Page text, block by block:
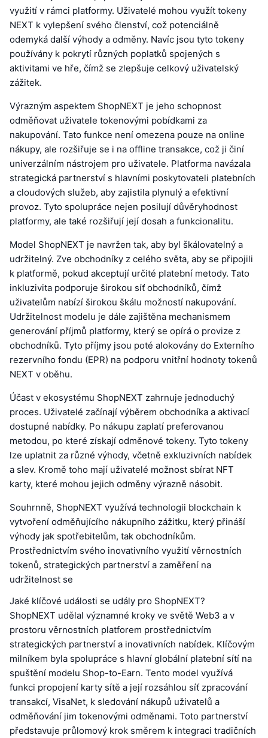
využití v rámci platformy. Uživatelé mohou využít tokeny
NEXT k vylepšení svého členství, což potenciálně
odemyká další výhody a odměny. Navíc jsou tyto tokeny
používány k pokrytí různých poplatků spojených s
aktivitami ve hře, čímž se zlepšuje celkový uživatelský
zážitek.
Výrazným aspektem ShopNEXT je jeho schopnost
odměňovat uživatele tokenovými pobídkami za
nakupování. Tato funkce není omezena pouze na online
nákupy, ale rozšiřuje se i na offline transakce, což ji činí
univerzálním nástrojem pro uživatele. Platforma navázala
strategická partnerství s hlavními poskytovateli platebních
a cloudových služeb, aby zajistila plynulý a efektivní
provoz. Tyto spolupráce nejen posilují důvěryhodnost
platformy, ale také rozšiřují její dosah a funkcionalitu.
Model ShopNEXT je navržen tak, aby byl škálovatelný a
udržitelný. Zve obchodníky z celého světa, aby se připojili
k platformě, pokud akceptují určité platební metody. Tato
inkluzivita podporuje širokou síť obchodníků, čímž
uživatelům nabízí širokou škálu možností nakupování.
Udržitelnost modelu je dále zajištěna mechanismem
generování příjmů platformy, který se opírá o provize z
obchodníků. Tyto příjmy jsou poté alokovány do Externího
rezervního fondu (EPR) na podporu vnitřní hodnoty tokenů
NEXT v oběhu.
Účast v ekosystému ShopNEXT zahrnuje jednoduchý
proces. Uživatelé začínají výběrem obchodníka a aktivací
dostupné nabídky. Po nákupu zaplatí preferovanou
metodou, po které získají odměnové tokeny. Tyto tokeny
lze uplatnit za různé výhody, včetně exkluzivních nabídek
a slev. Kromě toho mají uživatelé možnost sbírat NFT
karty, které mohou jejich odměny výrazně násobit.
Souhrnně, ShopNEXT využívá technologii blockchain k
vytvoření odměňujícího nákupního zážitku, který přináší
výhody jak spotřebitelům, tak obchodníkům.
Prostřednictvím svého inovativního využití věrnostních
tokenů, strategických partnerství a zaměření na
udržitelnost se
Jaké klíčové události se udály pro ShopNEXT?
ShopNEXT udělal významné kroky ve světě Web3 a v
prostoru věrnostních platforem prostřednictvím
strategických partnerství a inovativních nabídek. Klíčovým
milníkem byla spolupráce s hlavní globální platební sítí na
spuštění modelu Shop-to-Earn. Tento model využívá
funkci propojení karty sítě a její rozsáhlou síť zpracování
transakcí, VisaNet, k sledování nákupů uživatelů a
odměňování jim tokenovými odměnami. Toto partnerství
představuje průlomový krok směrem k integraci tradičních